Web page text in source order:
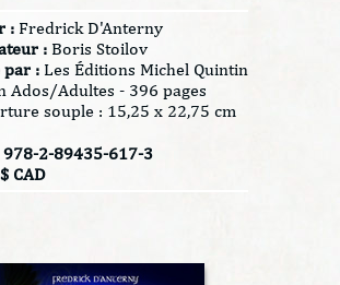
: Fredrick D'Anterny
: Boris Stoilov
par : Les Éditions Michel Quintin
Ados/Adultes - 396 pages
souple : 15,25 x 22,75 cm
978-2-89435-617-3
CAD